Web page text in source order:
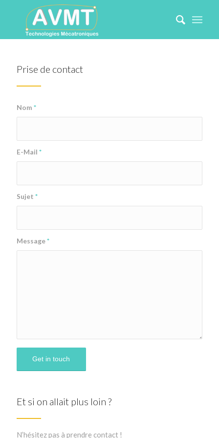
Prise de contact
Nom *
E-Mail *
Sujet *
Message*
Et si on allait plus loin ?
N’hésitez pas à prendre contact !